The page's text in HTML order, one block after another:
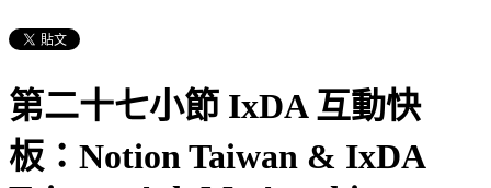
第二十七小節 IxDA 互動快
板：Notion Taiwan & IxDA